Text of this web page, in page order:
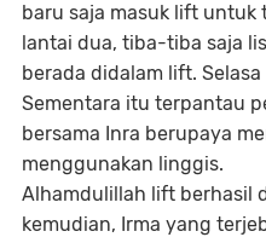
baru saja masuk lift untuk
lantai dua, tiba-tiba saja
berada didalam lift.
Sementara itu terpantau
bersama Inra berupaya
menggunakan linggis.
Alhamdulillah lift berhasil
kemudian, Irma yang